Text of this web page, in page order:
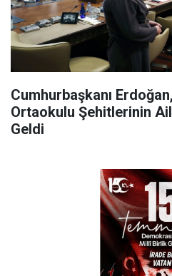
Cumhurbaşkanı
Ortaokulu Şehitlerinin
Geldi